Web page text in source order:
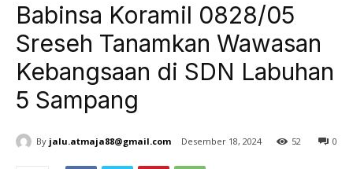
Babinsa Koramil 0828/05
Sreseh Tanamkan Wawasan
Kebangsaan di SDN Labuhan
5 Sampang
By jalu.atmaja88@gmail.com Desember 18, 2024 0
52